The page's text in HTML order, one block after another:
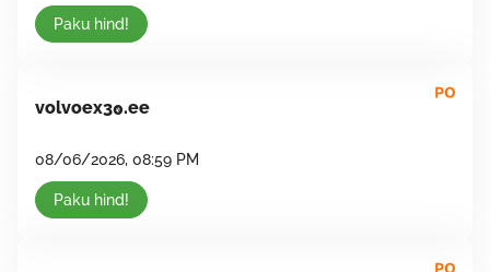
Paku hind!
volvoex30.ee
08/06/2026, 08:59 PM
Paku hind!